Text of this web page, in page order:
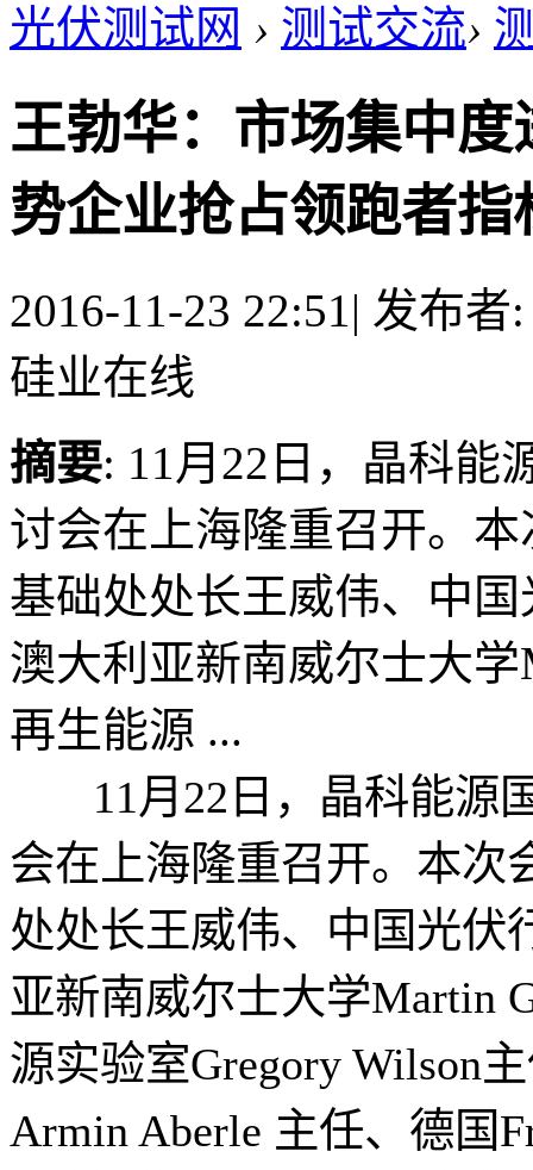
光伏测试网 › 测试交流›
王勃华：市场集中
势企业抢占领跑者指
2016-11-23 22:51| 发布者
硅业在线
摘要: 11月22日，晶科能
讨会在上海隆重召开。
基础处处长王威伟、中
澳大利亚新南威尔士大
再生能源 ...
11月22日，晶科能源
会在上海隆重召开。本次
处处长王威伟、中国光伏
亚新南威尔士大学Martin
源实验室Gregory Wilson
Armin Aberle 主任、德国